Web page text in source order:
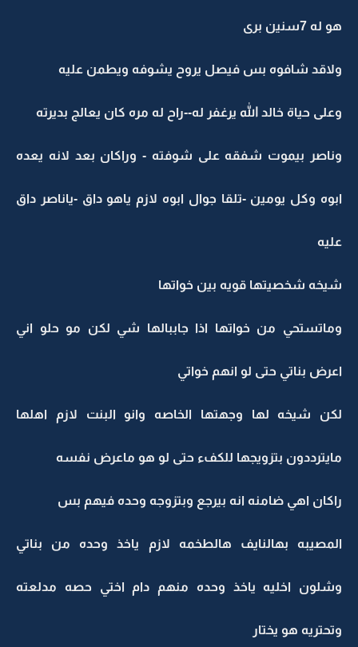
هو له 7سنين برى
ولاقد شافوه بس فيصل يروح يشوفه ويطمن عليه
وعلى حياة خالد الله يرغفر له--راح له مره كان يعالج بديرته
وناصر بيموت شفقه على شوفته - وراكان بعد لانه يعده
ابوه وكل يومين -تلقا جوال ابوه لازم ياهو داق -ياناصر داق
عليه
شيخه شخصيتها قويه بين خواتها
وماتستحي من خواتها اذا جاببالها شي لكن مو حلو اني
اعرض بناتي حتى لو انهم خواتي
لكن شيخه لها وجهتها الخاصه وانو البنت لازم اهلها
مايترددون بتزويجها للكفء حتى لو هو ماعرض نفسه
راكان اهي ضامنه انه بيرجع وبتزوجه وحده فيهم بس
المصيبه بهالنايف هالطخمه لازم ياخذ وحده من بناتي
وشلون اخليه ياخذ وحده منهم دام اختي حصه مدلعته
وتحتريه هو يختار